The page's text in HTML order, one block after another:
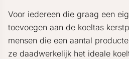
Voor iedereen die graag een
toevoegen aan de koeltas
mensen die een aantal
ze daadwerkelijk het ideale